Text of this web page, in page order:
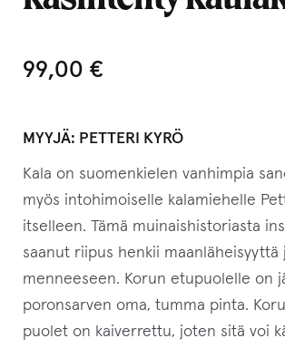
99,00 €
MYYJÄ: PETTERI KYRÖ
Kala on suomenkielen vanhimpia
myös intohimoiselle kalamiehelle
itselleen. Tämä muinaishistoriasta
saanut riipus henkii maanläheisyyttä
menneeseen. Korun etupuolelle on
poronsarven oma, tumma pinta.
puolet on kaiverrettu, joten sitä voi